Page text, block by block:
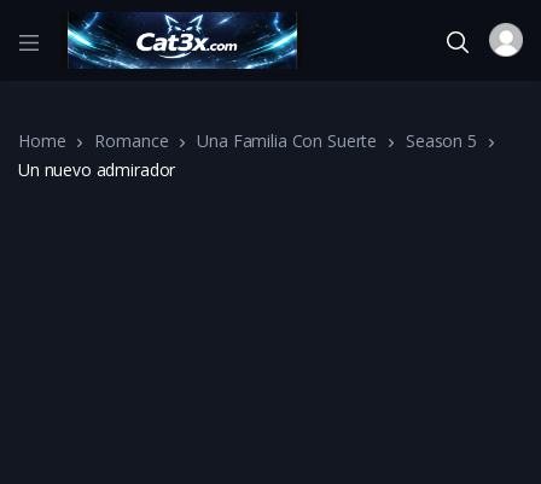
Home Romance Una Familia Con Suerte
Season 5
Un nuevo admirador